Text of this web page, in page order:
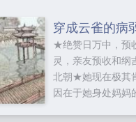
他所学所会，竟能
芒，并收获爱情和
千年的故事。千年
另一片星域，科技
承的意识却日渐淡
历史和古代文化，
穿成云雀的病
★绝赞日万中，预
灵，亲友预收和纲
北朝★她现在极其
因在于她身处妈妈